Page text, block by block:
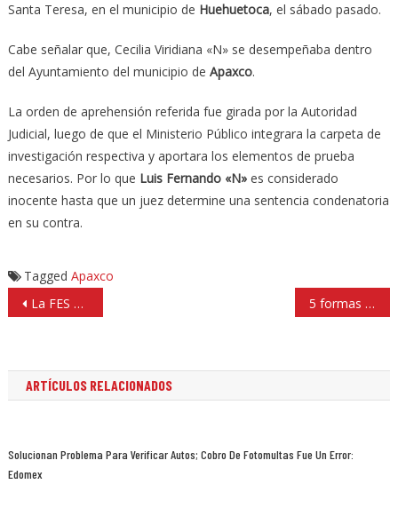
Santa Teresa, en el municipio de Huehuetoca, el sábado pasado.
Cabe señalar que, Cecilia Viridiana «N» se desempeñaba dentro
del Ayuntamiento del municipio de Apaxco.
La orden de aprehensión referida fue girada por la Autoridad
Judicial, luego de que el Ministerio Público integrara la carpeta de
investigación respectiva y aportara los elementos de prueba
necesarios. Por lo que Luis Fernando «N»es considerado
inocente hasta que un juez determine una sentencia condenatoria
en su contra.
Tagged Apaxco
Navegación
de
La FES Acatlán capacitará a funcionarios municipales de Atizapán 5 formas naturales de aliviar los «fuegos» en los labios
ARTÍCULOS RELACIONADOS
Solucionan Problema Para Verificar Autos; Cobro De Fotomultas Fue Un Error:
Edomex